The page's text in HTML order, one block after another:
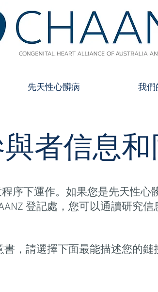
先天性心髒病 我們
者信息
程序下運作。如果您是先天性
登記處，您可以通讀研究
，請選擇下面最能描述您的鏈